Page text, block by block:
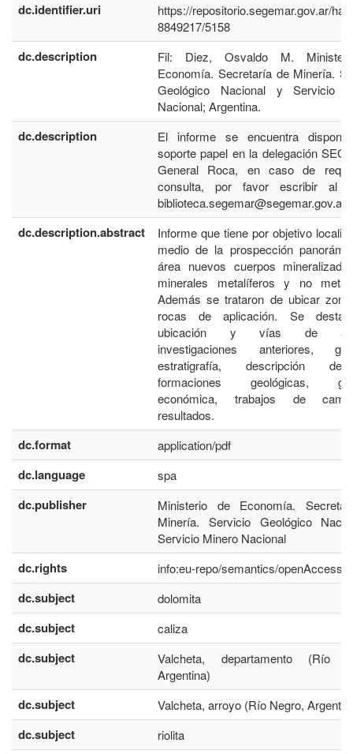
dc.identifier.uri
https://repositorio.segemar.gov.ar/
8849217/5158
dc.description
Fil: Diez, Osvaldo M.
Economía. Secretaría de Minería.
Geológico Nacional y Servicio
Nacional; Argentina.
dc.description
El informe se encuentra
soporte papel en la delegación
General Roca, en caso de
consulta, por favor escribir al
biblioteca.segemar@segemar.gov.ar
dc.description.abstract
Informe que tiene por objetivo
medio de la prospección
área nuevos cuerpos
minerales metalíferos y no
Además se trataron de ubicar
rocas de aplicación. Se
ubicación y vías de
investigaciones anteriores,
estratigrafía, descripción
formaciones geológicas,
económica, trabajos de
resultados.
dc.format application/pdf
dc.language spa
dc.publisher
Ministerio de Economía.
Minería. Servicio Geológico
Servicio Minero Nacional
dc.rights info:eu-repo/semantics/openAccess
dc.subject dolomita
dc.subject caliza
dc.subject
Valcheta, departamento (Río
Argentina)
dc.subject Valcheta, arroyo (Río Negro,
dc.subject riolita